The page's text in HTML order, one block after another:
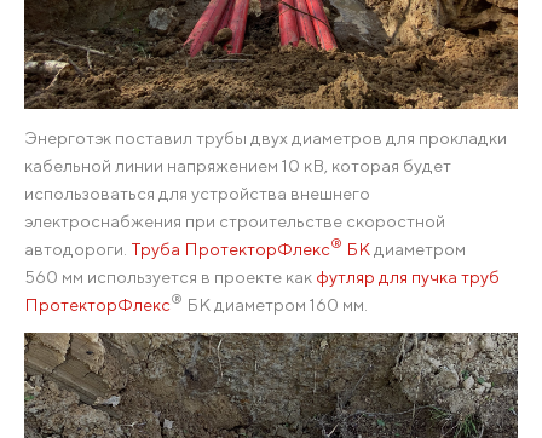
Энерготэк поставил трубы двух диаметров для прокладки
кабельной линии напряжением 10 кВ, которая будет
использоваться для устройства внешнего
электроснабжения при строительстве скоростной
автодороги. Труба ПротекторФлекс® БК диаметром
560 мм используется в проекте как футляр для пучка труб
ПротекторФлекс® БК диаметром 160 мм.